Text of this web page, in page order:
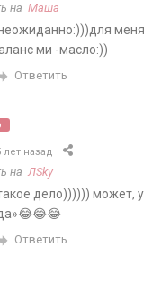
на Маша
ми -масло:))
Ответить
лет назад
наЛSky
дело)))))) может,
Ответить